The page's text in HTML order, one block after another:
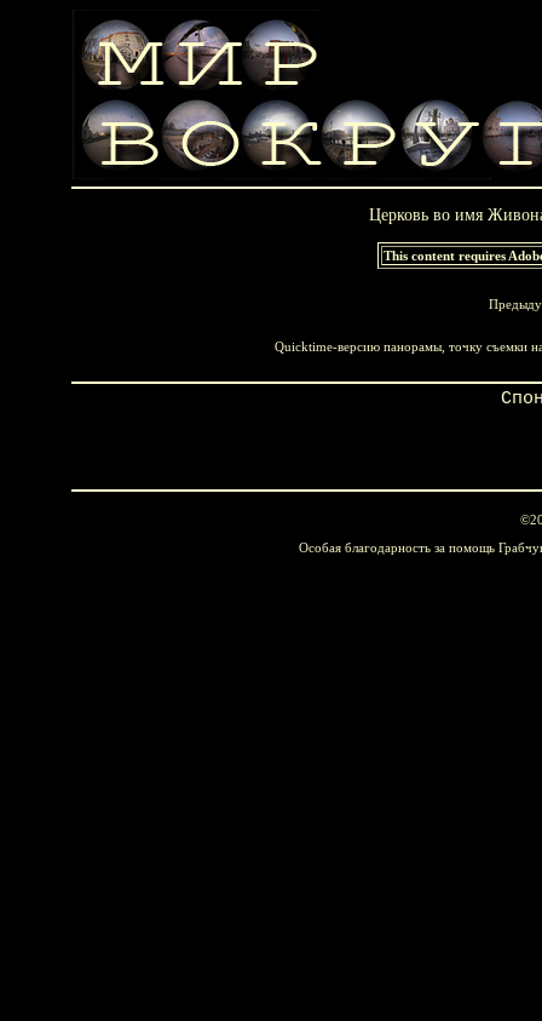
Церковь во имя
This content requires
Quicktime-версию панорамы, точку съемки
Особая благодарность за помощь